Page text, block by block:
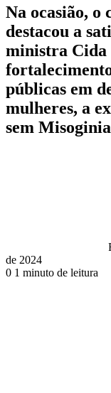
Na ocasião, o
destacou a
ministra Cida
públicas em
mulheres, a
sem
de 2024
0 1 minuto de leitura